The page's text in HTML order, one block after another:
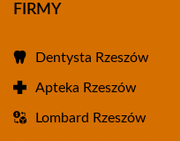
FIRMY
Dentysta Rzeszów
Apteka Rzeszów
Lombard Rzeszów